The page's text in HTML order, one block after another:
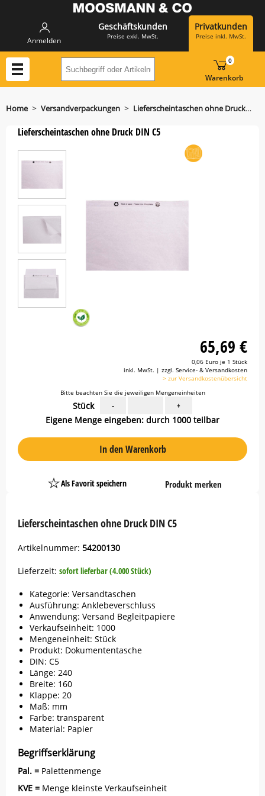
Anmelden
Geschäftskunden
Preise exkl. MwSt.
Privatkunden
Preise inkl. MwSt.
Suchbegriff oder Artikelnummer hier
Warenkorb
0
Home > Versandverpackungen > Lieferscheintaschen ohne Druck DIN C5
Lieferscheintaschen ohne Druck DIN C5
Artikelnummer: 54200130
Lieferzeit: sofort lieferbar (4.000 Stück)
Kategorie: Versandtaschen
Ausführung: Anklebeverschluss
Anwendung: Versand Begleitpapiere
Verkaufseinheit: 1000
Mengeneinheit: Stück
Produkt: Dokumententasche
DIN: C5
Länge: 240
Breite: 160
Klappe: 20
Maß: mm
Farbe: transparent
Material: Papier
Begriffserklärung
Pal. = Palettenmenge
KVE = Menge kleinste Verkaufseinheit
Lieferscheintaschen ohne Druck DIN C5
65,69 €
0,06 Euro je 1 Stück
inkl. MwSt. | zzgl. Service- & Versandkosten
> zur Versandkostenübersicht
Bitte beachten Sie die jeweiligen Mengeneinheiten
Stück - +
Eigene Menge eingeben: durch 1000 teilbar
In den Warenkorb
Als Favorit speichern
PlatzhalterProdukt merken